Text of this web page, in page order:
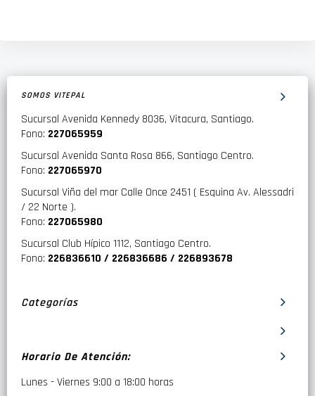
SOMOS VITEPAL
Sucursal Avenida Kennedy 8036, Vitacura, Santiago.
Fono: 227065959
Sucursal Avenida Santa Rosa 866, Santiago Centro.
Fono: 227065970
Sucursal Viña del mar Calle Once 2451 ( Esquina Av. Alessadri
/ 22 Norte ).
Fono: 227065980
Sucursal Club Hípico 1112, Santiago Centro.
Fono: 226836610 / 226836686 / 226893678
Categorías
Horario De Atención:
Lunes - Viernes 9:00 a 18:00 horas